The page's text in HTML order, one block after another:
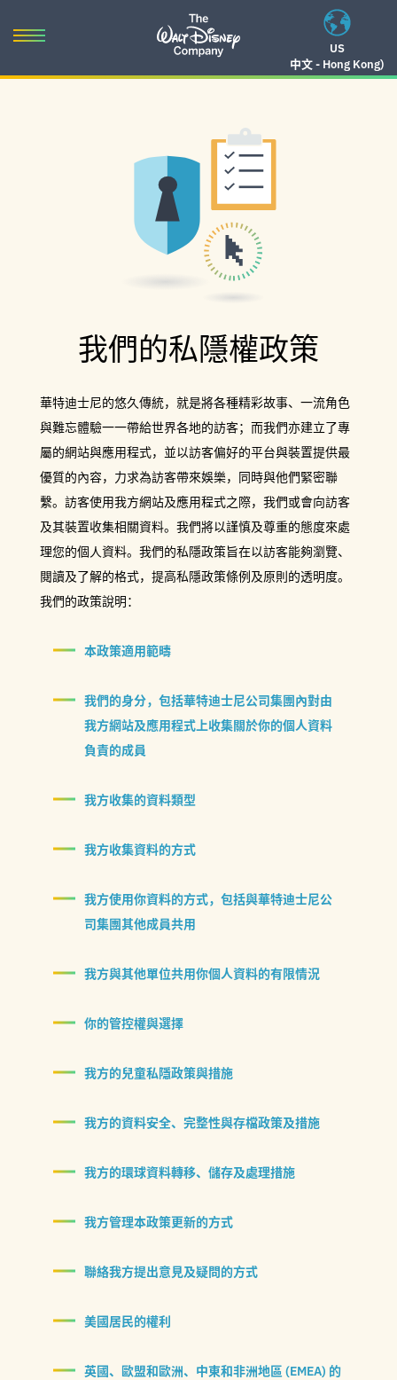
US
中文 - Hong Kong)
Toggle
我們的私隱權政策
華特迪士尼的悠久傳統，就是將各種精彩故事、一流角色
與難忘體驗一一帶給世界各地的訪客；而我們亦建立了專
屬的網站與應用程式，並以訪客偏好的平台與裝置提供最
優質的內容，力求為訪客帶來娛樂，同時與他們緊密聯
繫。訪客使用我方網站及應用程式之際，我們或會向訪客
及其裝置收集相關資料。我們將以謹慎及尊重的態度來處
理您的個人資料。我們的私隱政策旨在以訪客能夠瀏覽、
閱讀及了解的格式，提高私隱政策條例及原則的透明度。
我們的政策說明：
本政策適用範疇
我們的身分，包括華特迪士尼公司集團內對由
我方網站及應用程式上收集關於你的個人資料
負責的成員
我方收集的資料類型
我方收集資料的方式
我方使用你資料的方式，包括與華特迪士尼公
司集團其他成員共用
我方與其他單位共用你個人資料的有限情況
你的管控權與選擇
我方的兒童私隱政策與措施
我方的資料安全、完整性與存檔政策及措施
我方的環球資料轉移、儲存及處理措施
我方管理本政策更新的方式
聯絡我方提出意見及疑問的方式
美國居民的權利
英國、歐盟和歐洲、中東和非洲地區 (EMEA) 的